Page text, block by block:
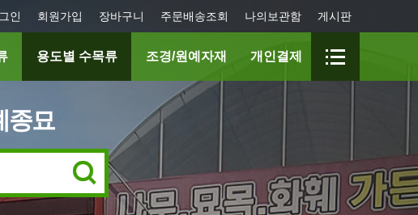
인 회원가입 장바구니 주문배송조회 나의보관함 게시판
용도별 수목류 조경/원예자재 개인결제
종묘